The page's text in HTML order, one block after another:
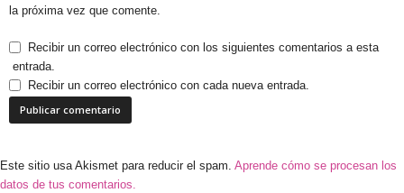
la próxima vez que comente.
Recibir un correo electrónico con los siguientes comentarios a esta
entrada.
Recibir un correo electrónico con cada nueva entrada.
Este sitio usa Akismet para reducir el spam. Aprende cómo se procesan los
datos de tus comentarios.